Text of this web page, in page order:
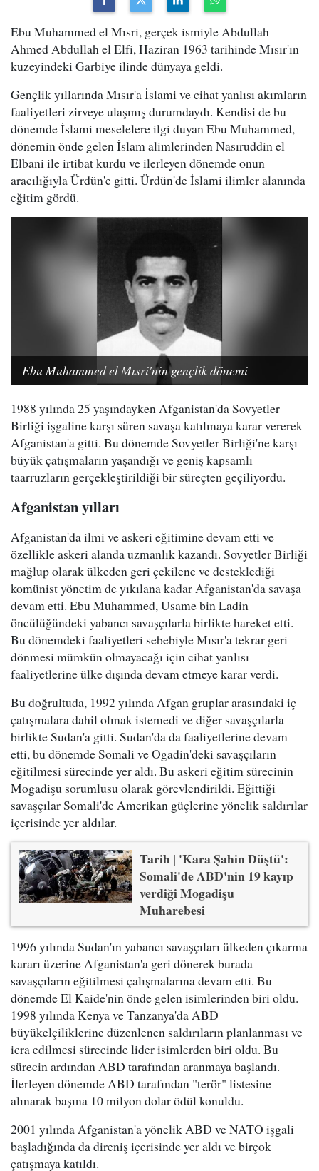
Ebu Muhammed el Mısri, gerçek ismiyle Abdullah
Ahmed Abdullah el Elfi, Haziran 1963 tarihinde Mısır'ın
kuzeyindeki Garbiye ilinde dünyaya geldi.
Gençlik yıllarında Mısır'a İslami ve cihat yanlısı akımların
faaliyetleri zirveye ulaşmış durumdaydı. Kendisi de bu
dönemde İslami meselelere ilgi duyan Ebu Muhammed,
dönemin önde gelen İslam alimlerinden Nasıruddin el
Elbani ile irtibat kurdu ve ilerleyen dönemde onun
aracılığıyla Ürdün'e gitti. Ürdün'de İslami ilimler alanında
eğitim gördü.
Ebu Muhammed el Mısri'nin gençlik dönemi
1988 yılında 25 yaşındayken Afganistan'da Sovyetler
Birliği işgaline karşı süren savaşa katılmaya karar vererek
Afganistan'a gitti. Bu dönemde Sovyetler Birliği'ne karşı
büyük çatışmaların yaşandığı ve geniş kapsamlı
taarruzların gerçekleştirildiği bir süreçten geçiliyordu.
Afganistan yılları
Afganistan'da ilmi ve askeri eğitimine devam etti ve
özellikle askeri alanda uzmanlık kazandı. Sovyetler Birliği
mağlup olarak ülkeden geri çekilene ve desteklediği
komünist yönetim de yıkılana kadar Afganistan'da savaşa
devam etti. Ebu Muhammed, Usame bin Ladin
öncülüğündeki yabancı savaşçılarla birlikte hareket etti.
Bu dönemdeki faaliyetleri sebebiyle Mısır'a tekrar geri
dönmesi mümkün olmayacağı için cihat yanlısı
faaliyetlerine ülke dışında devam etmeye karar verdi.
Bu doğrultuda, 1992 yılında Afgan gruplar arasındaki iç
çatışmalara dahil olmak istemedi ve diğer savaşçılarla
birlikte Sudan'a gitti. Sudan'da da faaliyetlerine devam
etti, bu dönemde Somali ve Ogadin'deki savaşçıların
eğitilmesi sürecinde yer aldı. Bu askeri eğitim sürecinin
Mogadişu sorumlusu olarak görevlendirildi. Eğittiği
savaşçılar Somali'de Amerikan güçlerine yönelik saldırılar
içerisinde yer aldılar.
Tarih | 'Kara Şahin Düştü':
Somali'de ABD'nin 19 kayıp
verdiği Mogadişu
Muharebesi
1996 yılında Sudan'ın yabancı savaşçıları ülkeden çıkarma
kararı üzerine Afganistan'a geri dönerek burada
savaşçıların eğitilmesi çalışmalarına devam etti. Bu
dönemde El Kaide'nin önde gelen isimlerinden biri oldu.
1998 yılında Kenya ve Tanzanya'da ABD
büyükelçiliklerine düzenlenen saldırıların planlanması ve
icra edilmesi sürecinde lider isimlerden biri oldu. Bu
sürecin ardından ABD tarafından aranmaya başlandı.
İlerleyen dönemde ABD tarafından "terör" listesine
alınarak başına 10 milyon dolar ödül konuldu.
2001 yılında Afganistan'a yönelik ABD ve NATO işgali
başladığında da direniş içerisinde yer aldı ve birçok
çatışmaya katıldı.